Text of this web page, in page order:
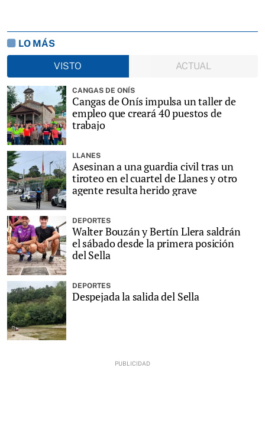
LO MÁS
VISTO
ACTUAL
CANGAS DE ONÍS
Cangas de Onís impulsa un taller de
empleo que creará 40 puestos de
trabajo
LLANES
Asesinan a una guardia civil tras un
tiroteo en el cuartel de Llanes y otro
agente resulta herido grave
DEPORTES
Walter Bouzán y Bertín Llera saldrán
el sábado desde la primera posición
del Sella
DEPORTES
Despejada la salida del Sella